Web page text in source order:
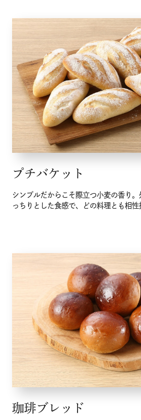
プチバケット
シンプルだからこそ際立つ小麦の香り
っちりとした食感で、どの料理とも相性
珈琲ブレッド